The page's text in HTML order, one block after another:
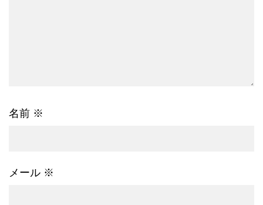
名前 ※
メール ※